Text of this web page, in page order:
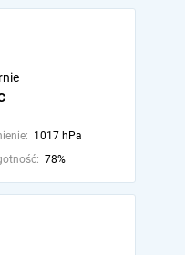
1017 hPa
78%